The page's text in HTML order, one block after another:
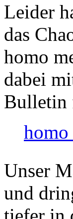
Leider
das
homo
dabei
Bulletin
homo
Unser
und